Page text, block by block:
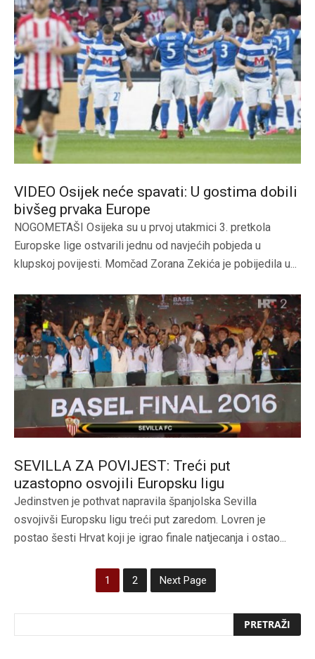
VIDEO Osijek neće spavati: U gostima dobili
bivšeg prvaka Europe
NOGOMETAŠI Osijeka su u prvoj utakmici 3. pretkola
Europske lige ostvarili jednu od navjećih pobjeda u
klupskoj povijesti. Momčad Zorana Zekića je pobijedila u...
SEVILLA ZA POVIJEST: Treći put
uzastopno osvojili Europsku ligu
Jedinstven je pothvat napravila španjolska Sevilla
osvojivši Europsku ligu treći put zaredom. Lovren je
postao šesti Hrvat koji je igrao finale natjecanja i ostao...
1 2 Next Page